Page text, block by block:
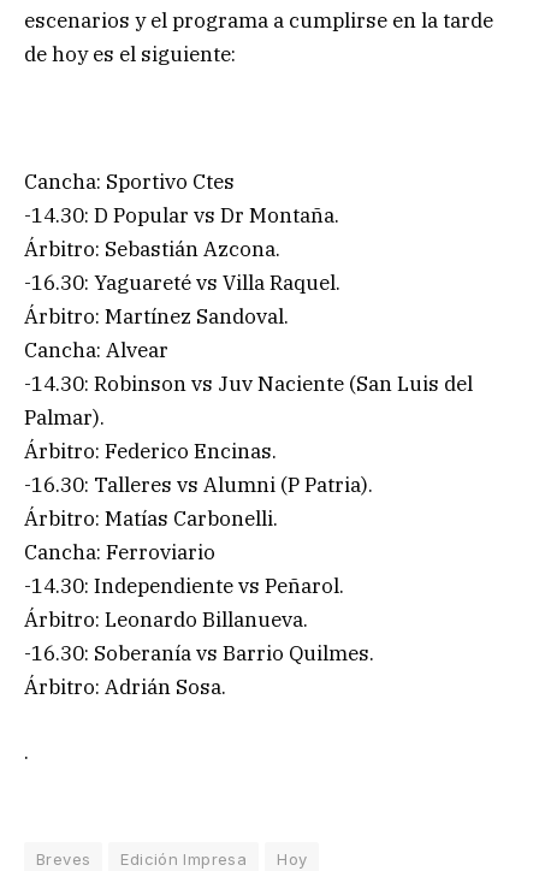
escenarios y el programa a cumplirse en la tarde
de hoy es el siguiente:
Cancha: Sportivo Ctes
-14.30: D Popular vs Dr Montaña.
Árbitro: Sebastián Azcona.
-16.30: Yaguareté vs Villa Raquel.
Árbitro: Martínez Sandoval.
Cancha: Alvear
-14.30: Robinson vs Juv Naciente (San Luis del
Palmar).
Árbitro: Federico Encinas.
-16.30: Talleres vs Alumni (P Patria).
Árbitro: Matías Carbonelli.
Cancha: Ferroviario
-14.30: Independiente vs Peñarol.
Árbitro: Leonardo Billanueva.
-16.30: Soberanía vs Barrio Quilmes.
Árbitro: Adrián Sosa.
.
Breves Edición Impresa Hoy